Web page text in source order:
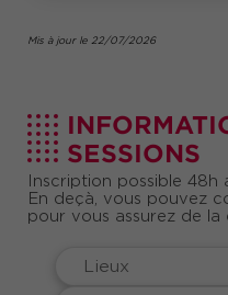
Mis à jour le 22/07/2026
SESSIONS
Inscription possible
En deçà, vous pouvez
pour vous assurez de la
Lieux